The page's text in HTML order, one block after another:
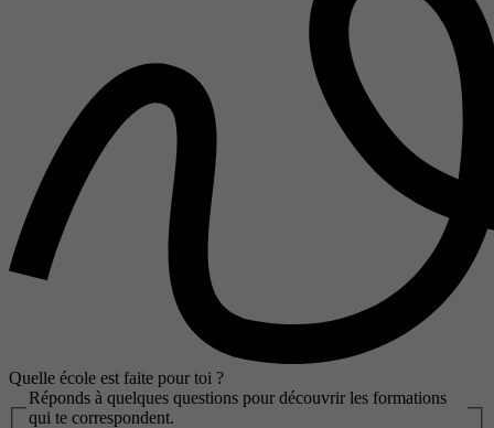
Quelle école est faite pour toi ?
Réponds à quelques questions pour découvrir les formations
qui te correspondent.